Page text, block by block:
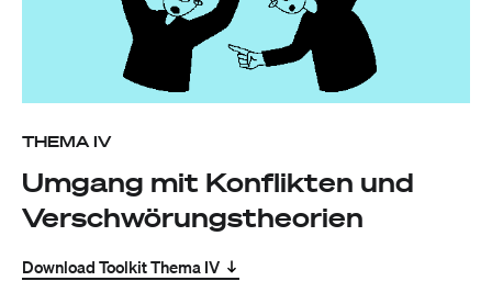
THEMA IV
Umgang mit Konflikten und
Verschwörungstheorien
Download Toolkit Thema IV